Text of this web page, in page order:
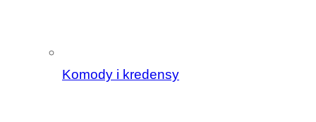
Komody i kredensy